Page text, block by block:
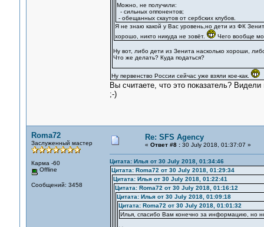
Можно, не получили:
- сильных оппонентов;
- обещанных скаутов от сербских клубов.
Я не знаю какой у Вас уровень,но дети из ФК
хорошо, никто никуда не зовёт.
Чего вообще
Ну вот, либо дети из Зенита насколько хороши,
Что же делать? Куда податься?
Ну первенство России сейчас уже взяли кое-как.
Вы считаете, что это показатель?
;-)
Roma72
Заслуженный мастер
Карма -60
Offline
Сообщений: 3458
Re: SFS Agency
« Ответ #8 :30 July 2018, 01:37:07 »
Цитата: Илья от 30 July 2018, 01:34:46
Цитата: Roma72 от 30 July 2018, 01:29:34
Цитата: Илья от 30 July 2018, 01:22:41
Цитата: Roma72 от 30 July 2018, 01:16:12
Цитата: Илья от 30 July 2018, 01:09:18
Цитата: Roma72 от 30 July 2018, 01:01:32
Илья, спасибо Вам конечно за информацию, но